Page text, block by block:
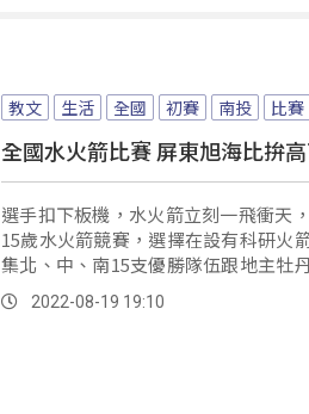
教文 生活 全國 初賽 南投 比賽
全國水火箭比賽 屏東旭海比拚
選手扣下板機，水火箭立刻一飛衝天
15歲水火箭競賽，選擇在設有科研火
集北、中、南15支優勝隊伍跟地主牡
樹...。2022-08-19 19:10